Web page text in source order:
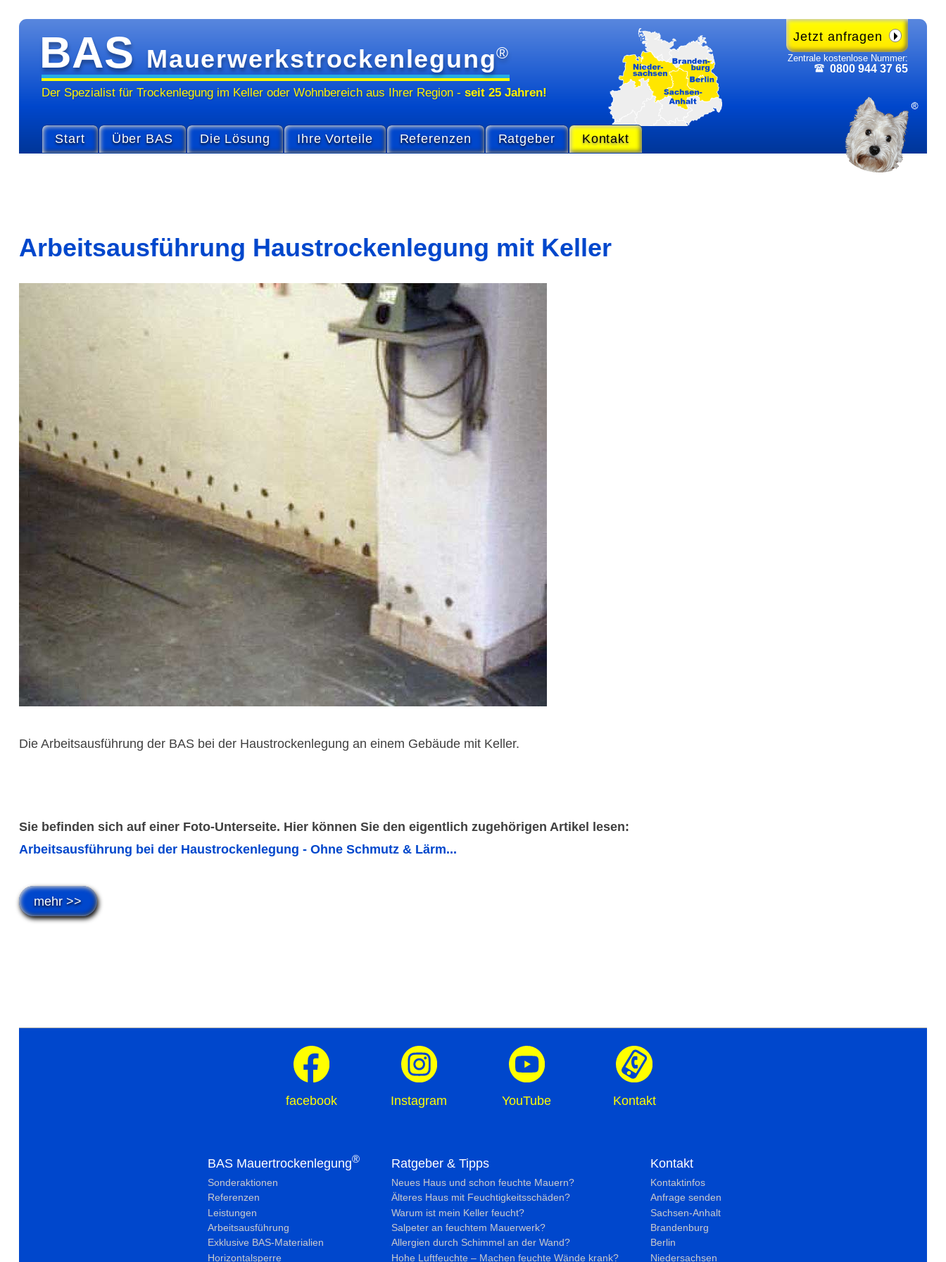
BASMauerwerkstrockenlegung®
Der Spezialist für Trocken­legung im Keller oder Wohn­bereichaus Ihrer Region-seit 25 Jahren!
Zentrale kosten­lose Nummer:
0800 944 37 65
Jetzt anfragen
Start Über BAS Die Lösung Ihre Vorteile Referenzen Ratgeber Kontakt
Arbeitsausführung Haustrockenlegung mit Keller
Die Arbeitsausführung der BAS bei der Haustrockenlegung an einem Gebäude mit Keller.
Sie befinden sich auf einer Foto-Unterseite. Hier können Sie den eigentlich zugehörigen Artikel lesen:
Arbeitsausführung bei der Haustrockenlegung - Ohne Schmutz & Lärm...
mehr >>
facebook Instagram YouTube Kontakt
BAS Mauertrockenlegung®
Sonderaktionen
Referenzen
Leistungen
Arbeitsausführung
Exklusive BAS-Materialien
Horizontalsperre
Ratgeber & Tipps
Neues Haus und schon feuchte Mauern?
Älteres Haus mit Feuchtig­keits­schäden?
Warum ist mein Keller feucht?
Salpeter an feuchtem Mauerwerk?
Allergien durch Schimmel an der Wand?
Hohe Luftfeuchte – Machen feuchte Wände krank?
Kontakt
Kontaktinfos
Anfrage senden
Sachsen-Anhalt
Brandenburg
Berlin
Niedersachsen